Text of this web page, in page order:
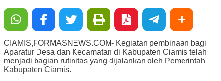
CIAMIS,FORMASNEWS.COM- Kegiatan pembinaan bagi
Aparatur Desa dan Kecamatan di Kabupaten Ciamis telah
menjadi bagian rutinitas yang dijalankan oleh Pemerintah
Kabupaten Ciamis.